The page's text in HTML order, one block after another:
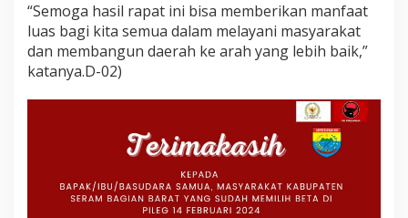
“Semoga hasil rapat ini bisa memberikan manfaat
luas bagi kita semua dalam melayani masyarakat
dan membangun daerah ke arah yang lebih baik,”
katanya.D-02)